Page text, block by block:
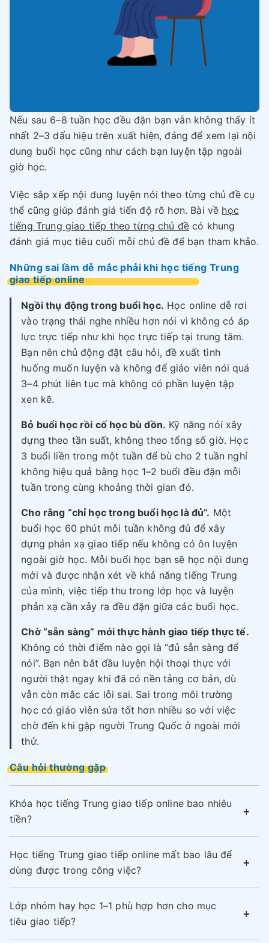
Nếu sau 6–8 tuần học đều đặn bạn vẫn không thấy ít
nhất 2–3 dấu hiệu trên xuất hiện, đáng để xem lại nội
dung buổi học cũng như cách bạn luyện tập ngoài
giờ học.
Việc sắp xếp nội dung luyện nói theo từng chủ đề cụ
thể cũng giúp đánh giá tiến độ rõ hơn. Bài về học
tiếng Trung giao tiếp theo từng chủ đề có khung
đánh giá mục tiêu cuối mỗi chủ đề để bạn tham khảo.
Những sai lầm dễ mắc phải khi học tiếng Trung
giao tiếp online
Ngồi thụ động trong buổi học. Học online dễ rơi
vào trạng thái nghe nhiều hơn nói vì không có áp
lực trực tiếp như khi học trực tiếp tại trung tâm.
Bạn nên chủ động đặt câu hỏi, đề xuất tình
huống muốn luyện và không để giáo viên nói quá
3–4 phút liên tục mà không có phần luyện tập
xen kẽ.
Bỏ buổi học rồi cố học bù dồn. Kỹ năng nói xây
dựng theo tần suất, không theo tổng số giờ. Học
3 buổi liền trong một tuần để bù cho 2 tuần nghỉ
không hiệu quả bằng học 1–2 buổi đều đặn mỗi
tuần trong cùng khoảng thời gian đó.
Cho rằng “chỉ học trong buổi học là đủ”. Một
buổi học 60 phút mỗi tuần không đủ để xây
dựng phản xạ giao tiếp nếu không có ôn luyện
ngoài giờ học. Mỗi buổi học bạn sẽ học nội dung
mới và được nhận xét về khả năng tiếng Trung
của mình, việc tiếp thu trong lớp học và luyện
phản xạ cần xảy ra đều đặn giữa các buổi học.
Chờ “sẵn sàng” mới thực hành giao tiếp thực tế.
Không có thời điểm nào gọi là “đủ sẵn sàng để
nói”. Bạn nên bắt đầu luyện hội thoại thực với
người thật ngay khi đã có nền tảng cơ bản, dù
vẫn còn mắc các lỗi sai. Sai trong môi trường
học có giáo viên sửa tốt hơn nhiều so với việc
chờ đến khi gặp người Trung Quốc ở ngoài mới
thử.
Câu hỏi thường gặp
Khóa học tiếng Trung giao tiếp online bao nhiêu
tiền?
Học tiếng Trung giao tiếp online mất bao lâu để
dùng được trong công việc?
Lớp nhóm hay học 1–1 phù hợp hơn cho mục
tiêu giao tiếp?